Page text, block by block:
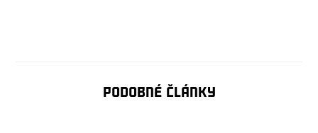
Podobné články